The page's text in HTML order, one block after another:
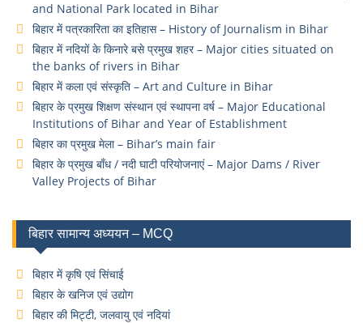
and National Park located in Bihar
बिहार में पत्रकारिता का इतिहास – History of Journalism in Bihar
बिहार में नदियों के किनारे बसे प्रमुख शहर – Major cities situated on
the banks of rivers in Bihar
बिहार में कला एवं संस्कृति – Art and Culture in Bihar
बिहार के प्रमुख शिक्षण संस्थान एवं स्थापना वर्ष – Major Educational
Institutions of Bihar and Year of Establishment
बिहार का प्रमुख मेला – Bihar’s main fair
बिहार के प्रमुख बाँध / नदी घाटी परियोजनाएं – Major Dams / River
Valley Projects of Bihar
बिहार सामान्य अध्ययन – MCQ
बिहार में कृषि एवं सिंचाई
बिहार के खनिज एवं उद्योग
बिहार की मिट्टी, जलवायु एवं नदियां